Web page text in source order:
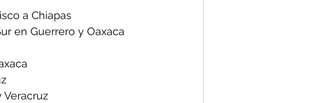
a Chiapas
en Guerrero y Oaxaca
Veracruz